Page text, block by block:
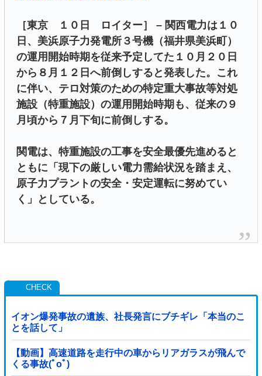
［東京 １０日 ロイター］ – 関西電力は１０
日、美浜原子力発電所３号機（福井県美浜町）
の運用開始時期を従来予定してた１０月２０日
から８月１２日へ前倒しすると発表した。これ
に伴い、テロ対策のための特定重大事故等対処
施設（特重施設）の運用開始時期も、従来の９
月頃から７月下旬に前倒しする。
関電は、特重施設の工事を安全最優先進めると
ともに「現下の厳しい電力需給状況を踏まえ、
原子力プラントの安全・安定運転に努めてい
く」としている。
イオン爆発事故の遺族、社長発言にブチギレ「本当のこ
とを話して」
【動画】高速道路を走行中の車からリアガラスが飛んで
くる事故(ﾟoﾟ)